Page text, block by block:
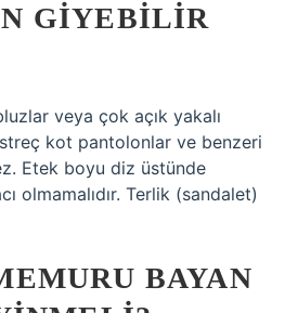
GIYEBILIR
veya çok açık yakalı
kot pantolonlar ve benzeri
Etek boyu diz üstünde
olmamalıdır. Terlik (sandalet)
BAYAN